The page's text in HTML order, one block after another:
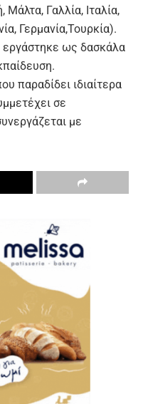
Μάλτα, Γαλλία, Ιταλία,
Γερμανία,Τουρκία).
εργάστηκε ως δασκάλα
παραδίδει ιδιαίτερα
σε
με